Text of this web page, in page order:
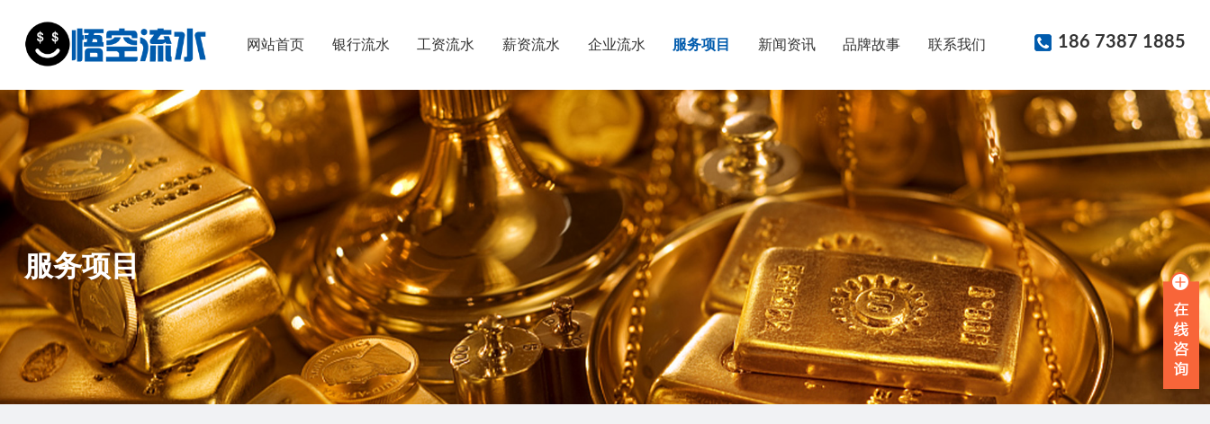
186 7387 1885
网站首页 银行流水 工资流水 薪资流水 企业流水 服务项目 新闻资讯 品牌故事 联系我们
服务项目